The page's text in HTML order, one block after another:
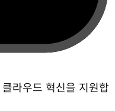
라우드 혁신을 지원합